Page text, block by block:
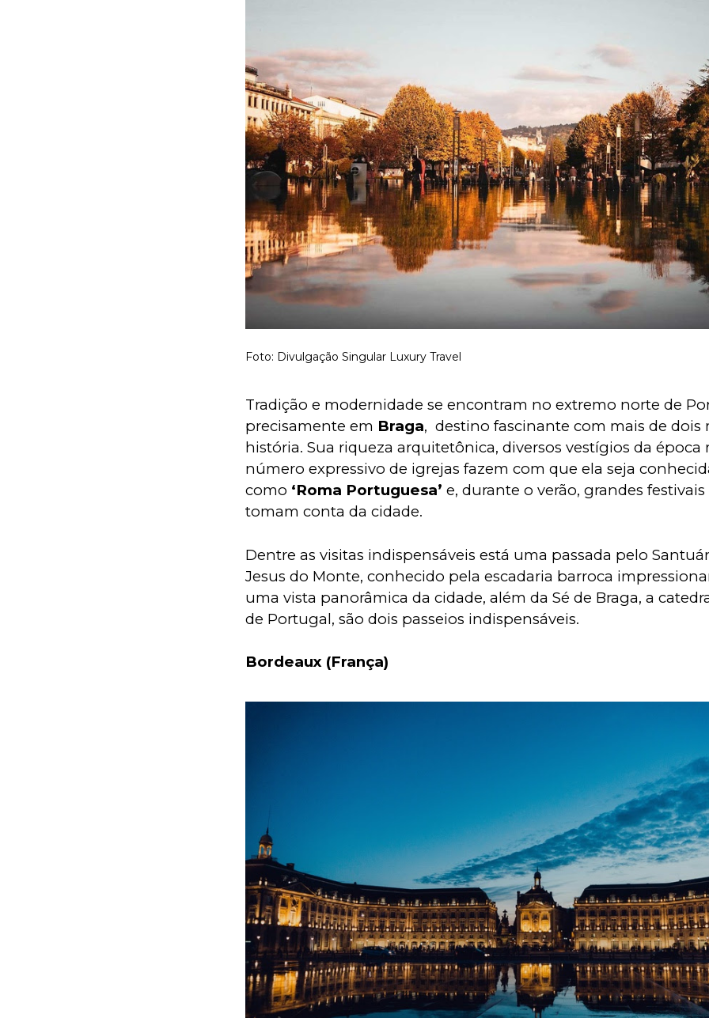
Foto: Divulgação Singular Luxury Travel
Tradição e modernidade se encontram no extremo norte de
precisamente em Braga,  destino fascinante com mais de
história. Sua riqueza arquitetônica, diversos vestígios da
número expressivo de igrejas fazem com que ela seja
como ‘Roma Portuguesa’ e, durante o verão, grandes
tomam conta da cidade.
Dentre as visitas indispensáveis está uma passada pelo
Jesus do Monte, conhecido pela escadaria barroca
uma vista panorâmica da cidade, além da Sé de Braga, a
de Portugal, são dois passeios indispensáveis.
Bordeaux (França)